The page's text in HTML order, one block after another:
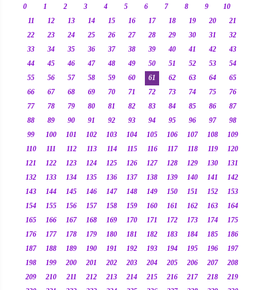
0 1 2 3 4 5 6 7 8 9
10
11
12 13 14 15 16 17 18 19 20
21
22
23 24 25 26 27 28 29 30 31
32
33
34 35 36 37 38 39 40 41 42
43
44
45 46 47 48 49 50 51 52 53
54
55
56 57 58 59 60 61 62 63 64
65
66
67 68 69 70 71 72 73 74 75
76
77
78 79 80 81 82 83 84 85 86
87
88
89 90 91 92 93 94 95 96 97
98
99
100 101 102 103 104 105 106 107 108
109
110
111 112 113 114 115 116 117 118 119
120
121
122 123 124 125 126 127 128 129 130
131
132
133 134 135 136 137 138 139 140 141
142
143
144 145 146 147 148 149 150 151 152
153
154
155 156 157 158 159 160 161 162 163
164
165
166 167 168 169 170 171 172 173 174
175
176
177 178 179 180 181 182 183 184 185
186
187
188 189 190 191 192 193 194 195 196
197
198
199 200 201 202 203 204 205 206 207
208
209
210 211 212 213 214 215 216 217 218
219